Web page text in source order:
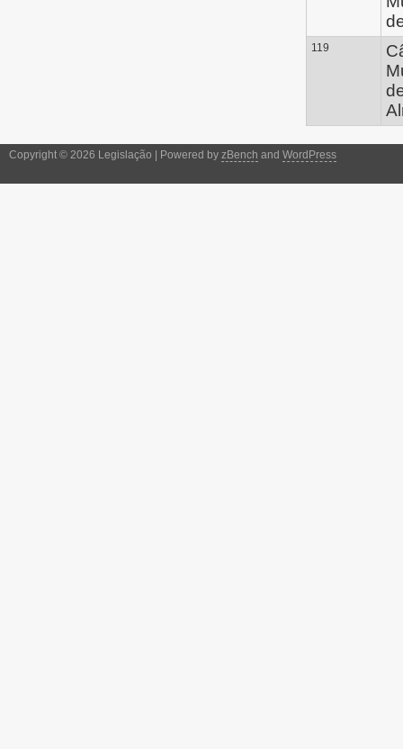
119
Copyright © 2026 Legislação | Powered by zBench and WordPress